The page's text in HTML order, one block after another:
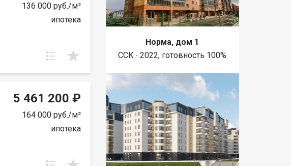
136 000 руб./м²
ипотека
5 461 200 ₽
164 000 руб./м²
ипотека
Норма, дом 1
ССК ∙ 2022, готовность 100%